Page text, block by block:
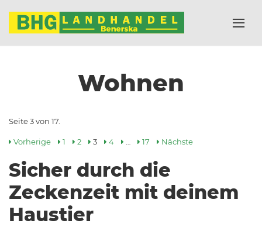
Wohnen
Seite 3 von 17.
Vorherige 1 2 3 4 17 Nächste
Sicher durch die
Zeckenzeit mit deinem
Haustier